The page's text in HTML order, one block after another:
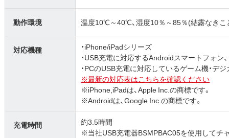
動作環境 温度10℃～40℃、湿度10％～85％(結露なきこ
対応機種
・iPhone/iPadシリーズ
・USB充電に対応するAndroidスマートフォン
・PCのUSB充電に対応しているゲーム機・デ
※最新の対応表はこちらを確認ください
※iPhone,iPadは、Apple Inc.の商標です。
※Androidは、Google Inc.の商標です。
充電時間
約3.5時間
※当社USB充電器BSMPBAC05を使用してチ